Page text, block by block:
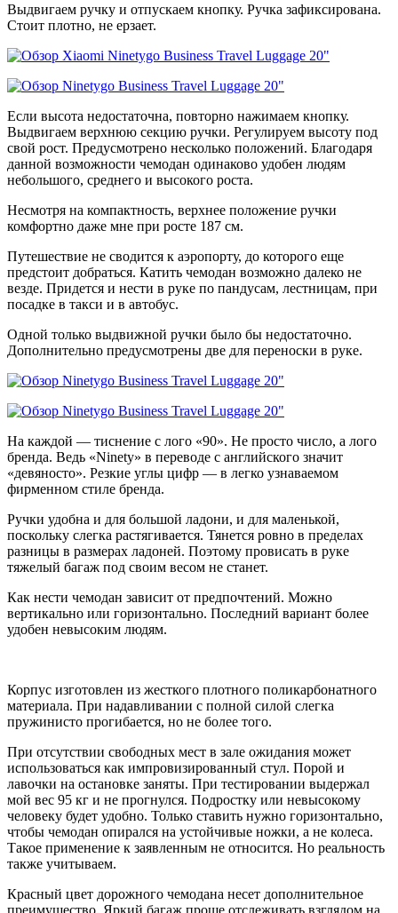
Выдвигаем ручку и отпускаем кнопку. Ручка зафиксирована.
Стоит плотно, не ерзает.
Если высота недостаточна, повторно нажимаем кнопку.
Выдвигаем верхнюю секцию ручки. Регулируем высоту под
свой рост. Предусмотрено несколько положений. Благодаря
данной возможности чемодан одинаково удобен людям
небольшого, среднего и высокого роста.
Несмотря на компактность, верхнее положение ручки
комфортно даже мне при росте 187 см.
Путешествие не сводится к аэропорту, до которого еще
предстоит добраться. Катить чемодан возможно далеко не
везде. Придется и нести в руке по пандусам, лестницам, при
посадке в такси и в автобус.
Одной только выдвижной ручки было бы недостаточно.
Дополнительно предусмотрены две для переноски в руке.
На каждой — тиснение с лого «90». Не просто число, а лого
бренда. Ведь «Ninety» в переводе с английского значит
«девяносто». Резкие углы цифр — в легко узнаваемом
фирменном стиле бренда.
Ручки удобна и для большой ладони, и для маленькой,
поскольку слегка растягивается. Тянется ровно в пределах
разницы в размерах ладоней. Поэтому провисать в руке
тяжелый багаж под своим весом не станет.
Как нести чемодан зависит от предпочтений. Можно
вертикально или горизонтально. Последний вариант более
удобен невысоким людям.
Корпус изготовлен из жесткого плотного поликарбонатного
материала. При надавливании с полной силой слегка
пружинисто прогибается, но не более того.
При отсутствии свободных мест в зале ожидания может
использоваться как импровизированный стул. Порой и
лавочки на остановке заняты. При тестировании выдержал
мой вес 95 кг и не прогнулся. Подростку или невысокому
человеку будет удобно. Только ставить нужно горизонтально,
чтобы чемодан опирался на устойчивые ножки, а не колеса.
Такое применение к заявленным не относится. Но реальность
также учитываем.
Красный цвет дорожного чемодана несет дополнительное